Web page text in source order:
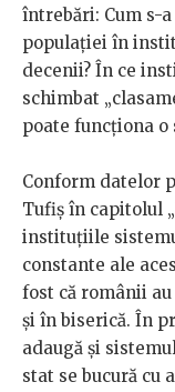
întrebări: Cum s-
populației în
decenii? În ce
schimbat
poate funcționa
Conform datelor
Tufiș în capitolul
instituțiile
constante ale
fost că românii
și în biserică. În
adaugă și
stat se bucură cu